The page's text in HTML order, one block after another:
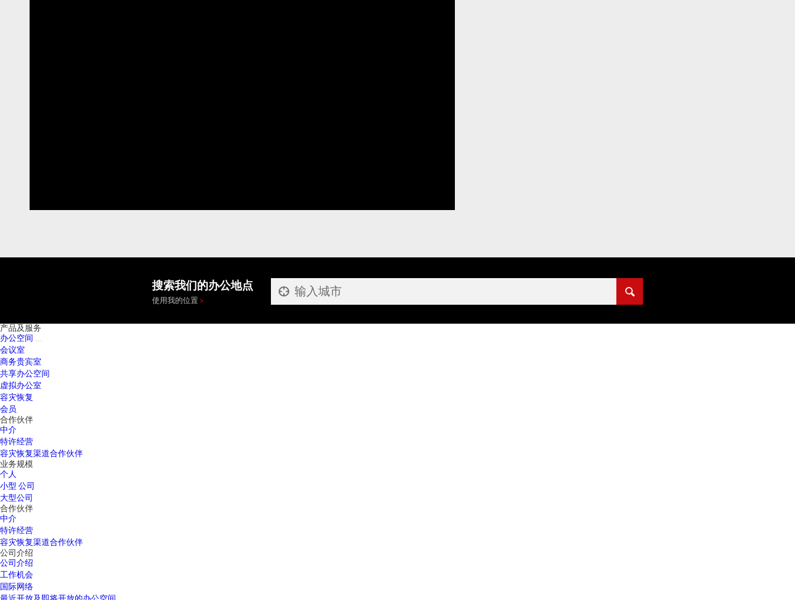
搜索我们的办公地点
使用我的位置
产品及服务
办公空间
会议室
商务贵宾室
共享办公空间
虚拟办公室
容灾恢复
会员
合作伙伴
中介
特许经营
容灾恢复渠道合作伙伴
业务规模
个人
小型 公司
大型公司
合作伙伴
中介
特许经营
容灾恢复渠道合作伙伴
公司介绍
公司介绍
工作机会
国际网络